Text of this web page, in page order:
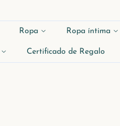
Ropa Ropa íntima
Certificado de Regalo